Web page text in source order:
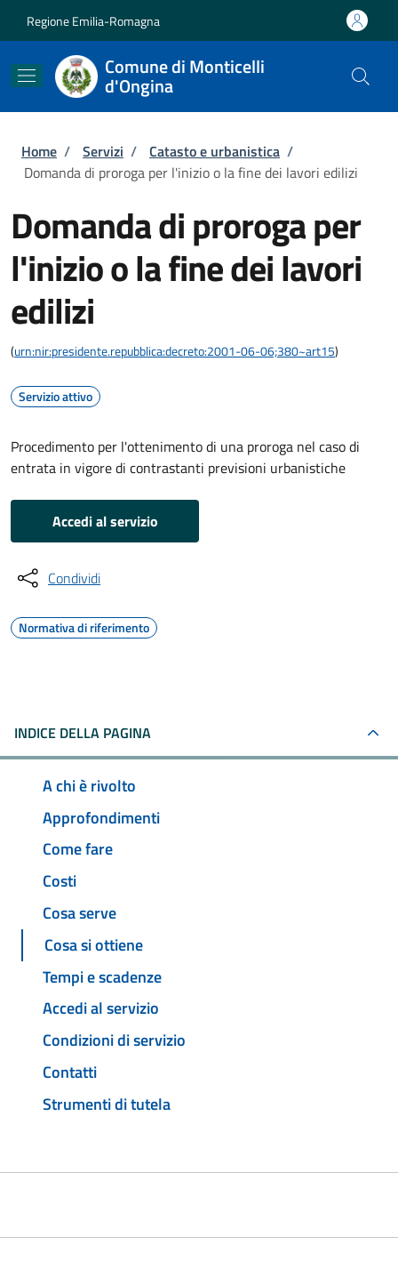
Regione Emilia-Romagna
Comune di Monticelli
d'Ongina
Briciole di pane
Home / Servizi / Catasto e urbanistica /
Domanda di proroga per l'inizio o la fine dei lavori edilizi
Domanda di proroga per
l'inizio o la fine dei lavori
edilizi
(urn:nir:presidente.repubblica:decreto:2001-06-06;380~art15)
Servizio attivo
Procedimento per l'ottenimento di una proroga nel caso di
entrata in vigore di contrastanti previsioni urbanistiche
Accedi al servizio
Condividi
Normativa di riferimento
INDICE DELLA PAGINA
A chi è rivolto
Approfondimenti
Come fare
Costi
Cosa serve
Cosa si ottiene
Tempi e scadenze
Accedi al servizio
Condizioni di servizio
Contatti
Strumenti di tutela